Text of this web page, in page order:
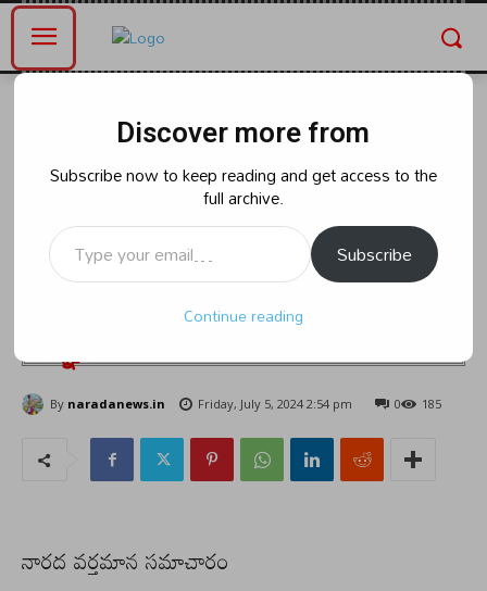
నెట్వర్కు లేకుండా ధరలు పెంచడం
దారుణం : డా.చదలవాడ హరి బాబు,
సిసిఐ జాతీయ ఉపాధ్యక్షులు, పల్నాడు
జిల్లా విజిలెన్స్ కమిటి సభ్యులు – పిల్లి
యజ్ఞ నారాయణ
By naradanews.in Friday, July 5, 2024 2:54 pm 185
0
నారద వర్తమాన సమాచారం
Discover more from
Subscribe now to keep reading and get access to the
full archive.
Type your email…
Subscribe
Continue reading